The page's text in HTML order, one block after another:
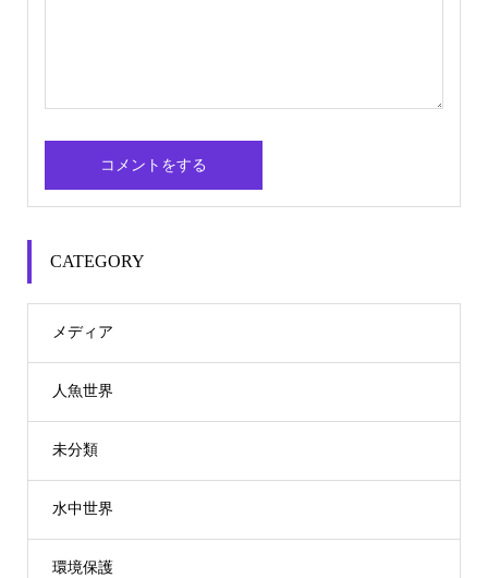
CATEGORY
メディア
人魚世界
未分類
水中世界
環境保護